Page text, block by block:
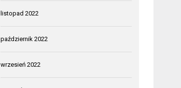
listopad 2022
październik 2022
wrzesień 2022